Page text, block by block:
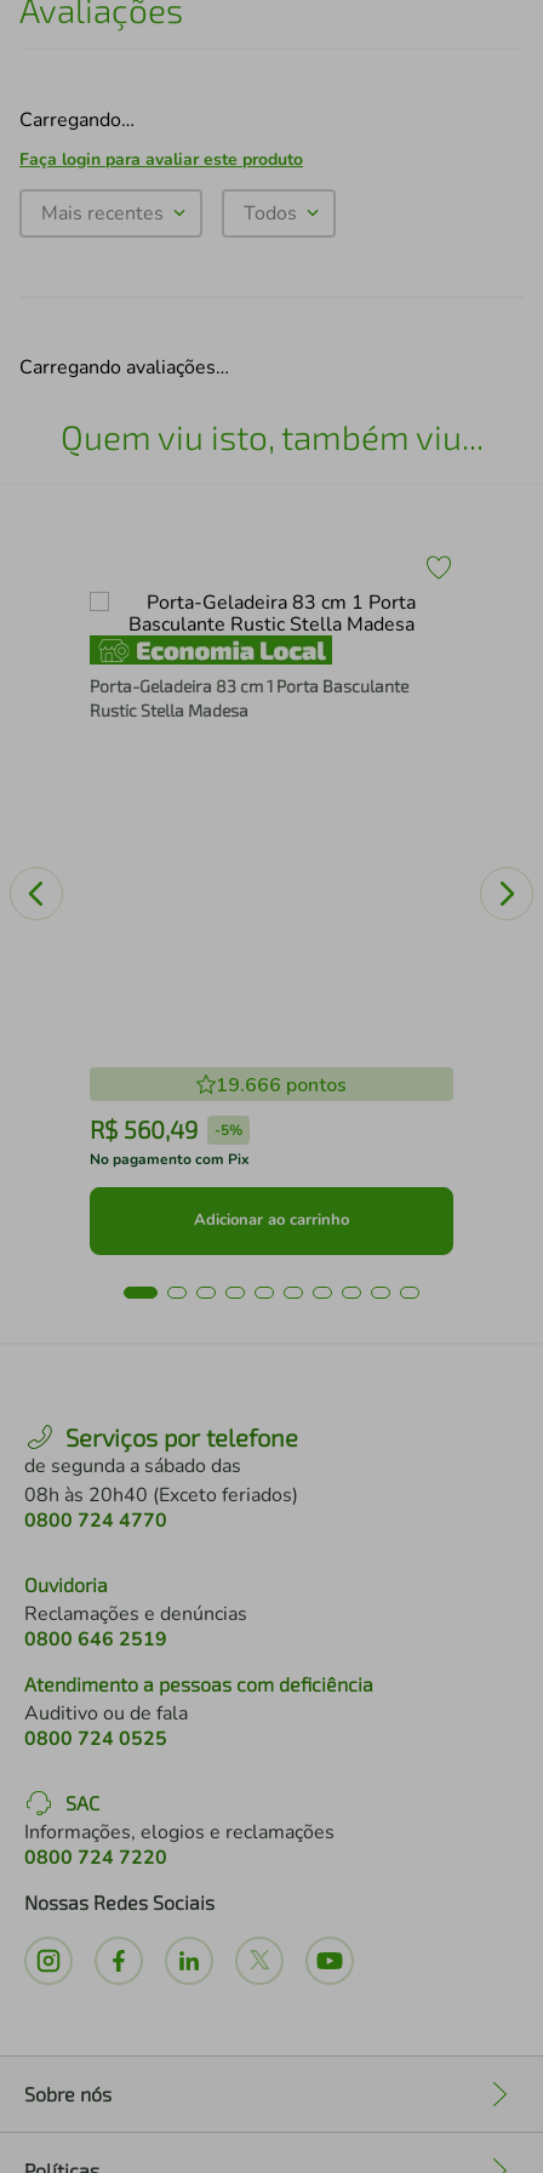
Avaliações
Carregando…
Faça login para avaliar este produto
Mais recentes Todos
Carregando avaliações…
Quem viu isto, também viu...
Porta-Geladeira 83 cm 1 Porta Basculante
Rustic Stella Madesa
19.666 pontos
R$ 560,49 -5%
No pagamento com Pix
Adicionar ao carrinho
Serviços por telefone
de segunda a sábado das
08h às 20h40 (Exceto feriados)
0800 724 4770
Ouvidoria
Reclamações e denúncias
0800 646 2519
Atendimento a pessoas com deficiência
Auditivo ou de fala
0800 724 0525
SAC
Informações, elogios e reclamações
0800 724 7220
Nossas Redes Sociais
Sobre nós